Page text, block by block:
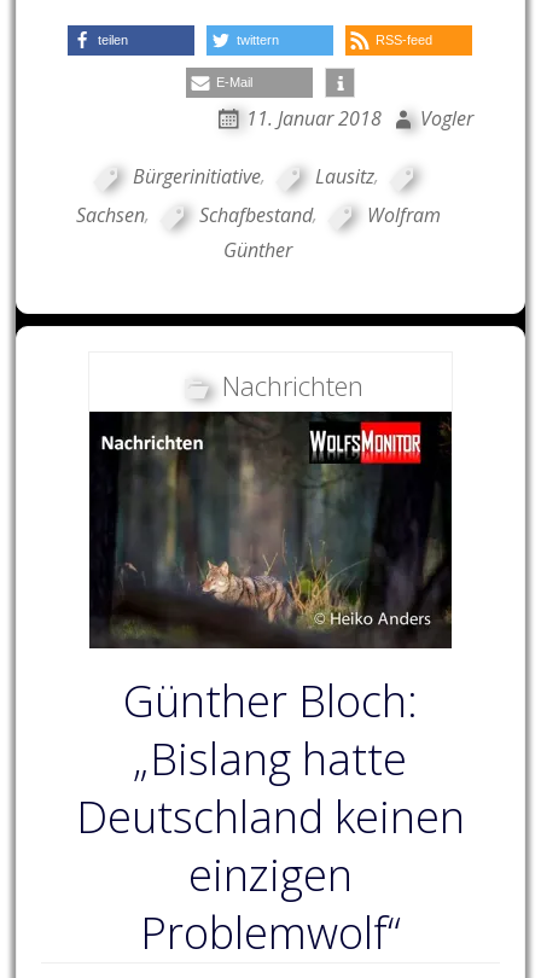
teilen twittern RSS-feed
E-Mail
11. Januar 2018 Vogler
Bürgerinitiative, Lausitz,
Sachsen, Schafbestand,
Wolfram
Günther
Nachrichten
Günther Bloch:
„Bislang hatte
Deutschland keinen
einzigen
Problemwolf“